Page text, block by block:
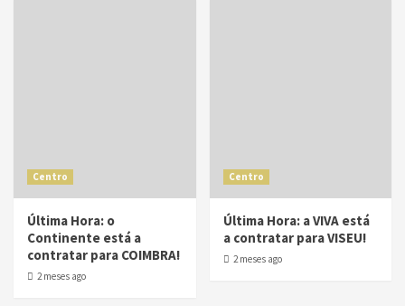
Centro
Última Hora: o
Continente está a
contratar para COIMBRA!
2 meses ago
Centro
Última Hora: a VIVA está
a contratar para VISEU!
2 meses ago